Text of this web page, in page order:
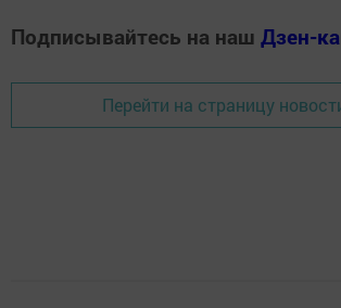
Подписывайтесь на наш Дзен-
Перейти на страницу